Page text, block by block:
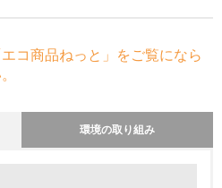
コ商品ねっと」をご覧になら
環境の取り組み